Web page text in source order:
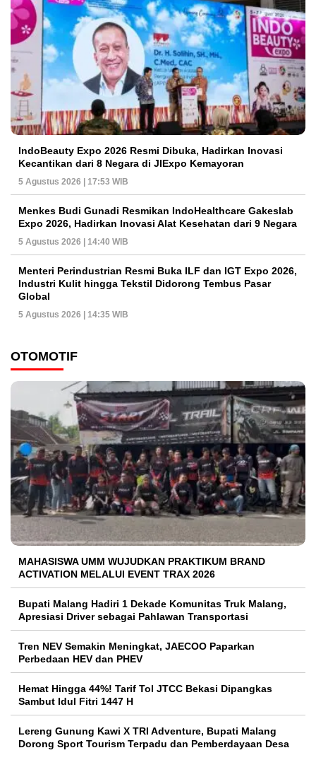
IndoBeauty Expo 2026 Resmi Dibuka, Hadirkan Inovasi
Kecantikan dari 8 Negara di JIExpo Kemayoran
5 Agustus 2026 | 17:53 WIB
Menkes Budi Gunadi Resmikan IndoHealthcare Gakeslab
Expo 2026, Hadirkan Inovasi Alat Kesehatan dari 9 Negara
5 Agustus 2026 | 14:40 WIB
Menteri Perindustrian Resmi Buka ILF dan IGT Expo 2026,
Industri Kulit hingga Tekstil Didorong Tembus Pasar
Global
5 Agustus 2026 | 14:35 WIB
OTOMOTIF
MAHASISWA UMM WUJUDKAN PRAKTIKUM BRAND
ACTIVATION MELALUI EVENT TRAX 2026
Bupati Malang Hadiri 1 Dekade Komunitas Truk Malang,
Apresiasi Driver sebagai Pahlawan Transportasi
Tren NEV Semakin Meningkat, JAECOO Paparkan
Perbedaan HEV dan PHEV
Hemat Hingga 44%! Tarif Tol JTCC Bekasi Dipangkas
Sambut Idul Fitri 1447 H
Lereng Gunung Kawi X TRI Adventure, Bupati Malang
Dorong Sport Tourism Terpadu dan Pemberdayaan Desa